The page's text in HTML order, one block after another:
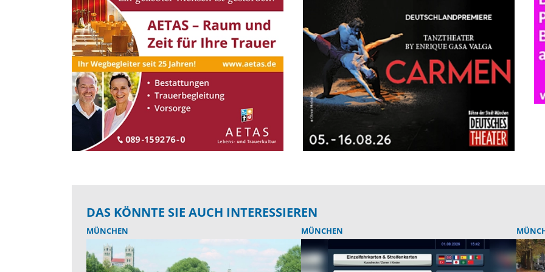
DAS KÖNNTE SIE AUCH INTERESSIEREN
MÜNCHEN MÜNCHEN